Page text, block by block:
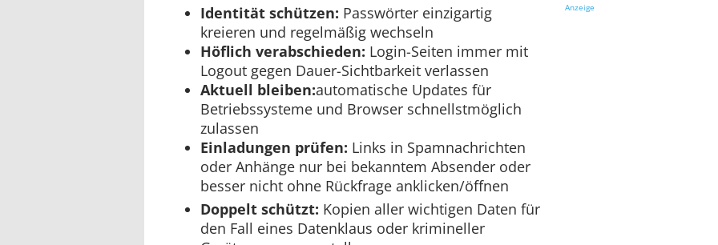
Identität schützen: Passwörter einzigartig
kreieren und regelmäßig wechseln
Höflich verabschieden: Login-Seiten immer mit
Logout gegen Dauer-Sichtbarkeit verlassen
Aktuell bleiben:automatische Updates für
Betriebssysteme und Browser schnellstmöglich
zulassen
Einladungen prüfen: Links in Spamnachrichten
oder Anhänge nur bei bekanntem Absender oder
besser nicht ohne Rückfrage anklicken/öffnen
Doppelt schützt: Kopien aller wichtigen Daten für
den Fall eines Datenklaus oder krimineller
Anzeige